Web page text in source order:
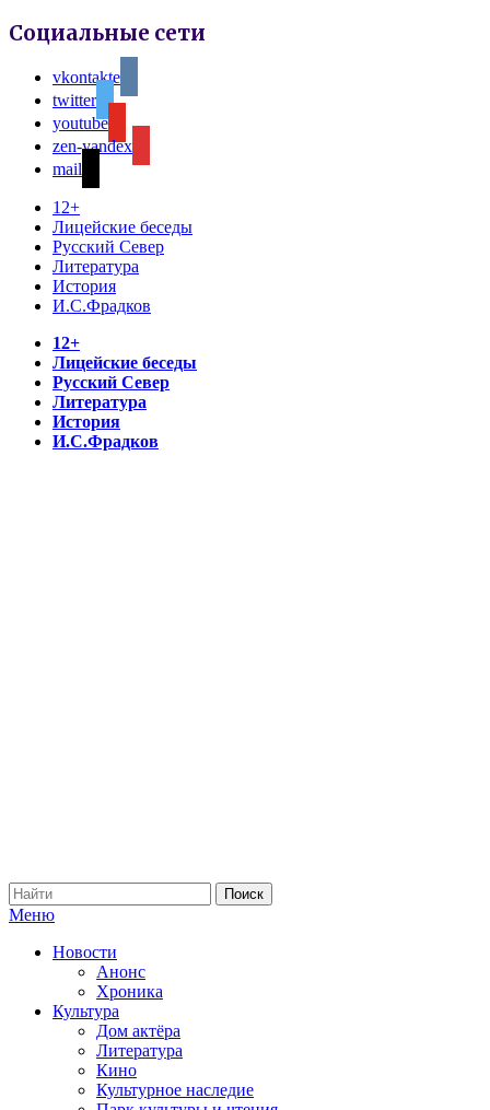
Социальные сети
vkontakte
twitter
youtube
zen-yandex
mail
12+
Лицейские беседы
Русский Север
Литература
История
И.С.Фрадков
12+
Лицейские беседы
Русский Север
Литература
История
И.С.Фрадков
Меню
Новости
Анонс
Хроника
Культура
Дом актёра
Литература
Кино
Культурное наследие